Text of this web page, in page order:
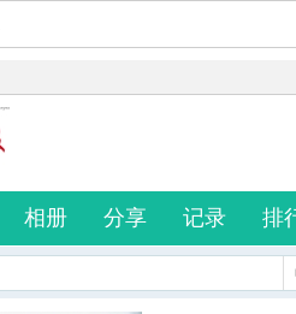
相册 分享 记录 排